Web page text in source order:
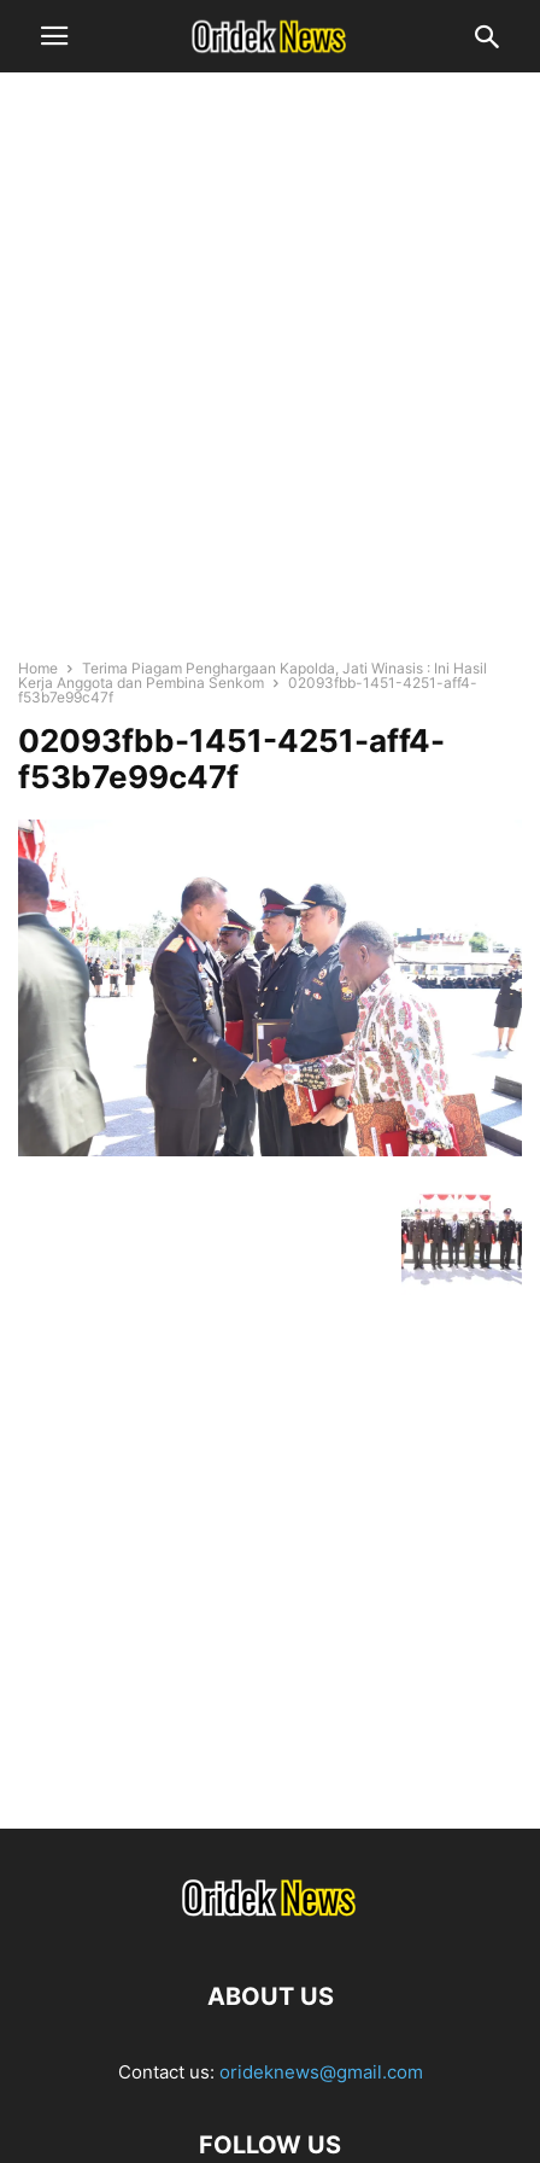
Home
Terima Piagam Penghargaan Kapolda, Jati Winasis : Ini Hasil
Kerja Anggota dan Pembina Senkom
02093fbb-1451-4251-aff4-
f53b7e99c47f
02093fbb-1451-4251-aff4-
f53b7e99c47f
ABOUT US
Contact us: orideknews@gmail.com
FOLLOW US